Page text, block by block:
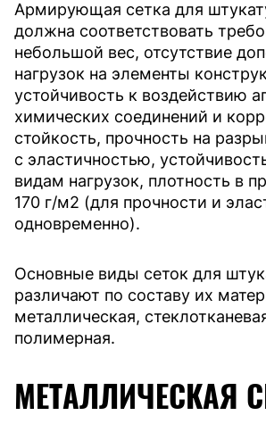
Армирующая сетка для
должна соответствовать
небольшой вес, отсутствие
нагрузок на элементы
устойчивость к воздействию
химических соединений и
стойкость, прочность на
с эластичностью,
видам нагрузок, плотность в
170 г/м2 (для прочности и
одновременно).
Основные виды сеток для
различают по составу их
металлическая,
полимерная.
МЕТАЛЛИЧЕСКАЯ